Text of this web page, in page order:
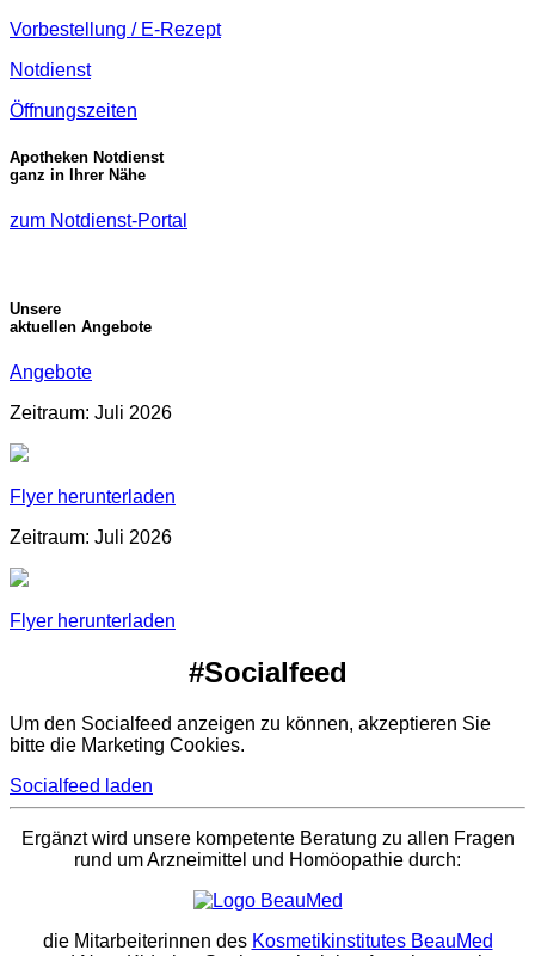
Vorbestellung / E-Rezept
Notdienst
Öffnungszeiten
Apotheken Notdienst
ganz in Ihrer Nähe
zum Notdienst-Portal
Unsere
aktuellen Angebote
Angebote
Zeitraum: Juli 2026
Flyer herunterladen
Zeitraum: Juli 2026
Flyer herunterladen
#Socialfeed
Um den Socialfeed anzeigen zu können, akzeptieren Sie
bitte die Marketing Cookies.
Socialfeed laden
Ergänzt wird unsere kompetente Beratung zu allen Fragen
rund um Arzneimittel und Homöopathie durch:
die Mitarbeiterinnen des Kosmetikinstitutes BeauMed